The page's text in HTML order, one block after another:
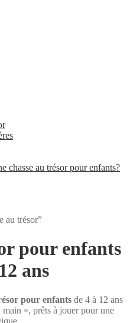
chasse au trésor pour enfants?
au trésor”
pour enfants
ans
pour enfants de 4 à 12 ans
», prêts à jouer pour une